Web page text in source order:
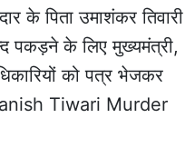
के पिता उमाशंकर तिवारी
पकड़ने के लिए मुख्यमंत्री,
को पत्र भेजकर
Tiwari Murder